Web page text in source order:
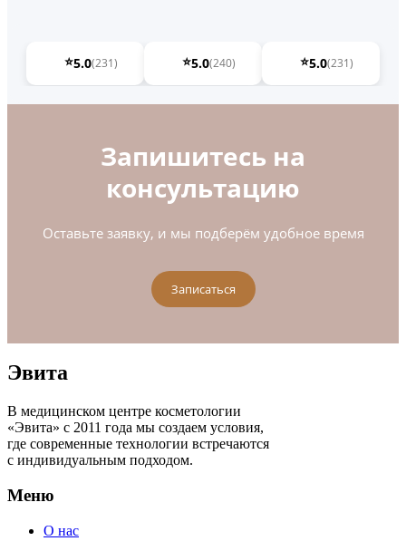
⭐5.0(231) ⭐5.0(240) ⭐5.0(231)
Запишитесь на
консультацию
Оставьте заявку, и мы подберём удобное время
Записаться
Эвита
В медицинском центре косметологии
«Эвита» с 2011 года мы создаем условия,
где современные технологии встречаются
с индивидуальным подходом.
Меню
О нас